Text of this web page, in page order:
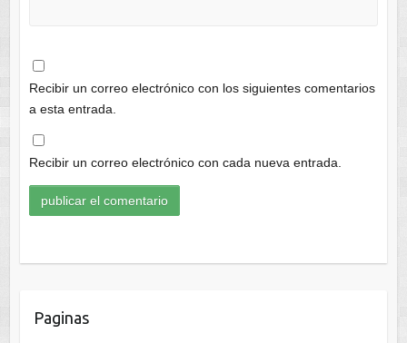
Recibir un correo electrónico con los siguientes comentarios
a esta entrada.
Recibir un correo electrónico con cada nueva entrada.
Paginas